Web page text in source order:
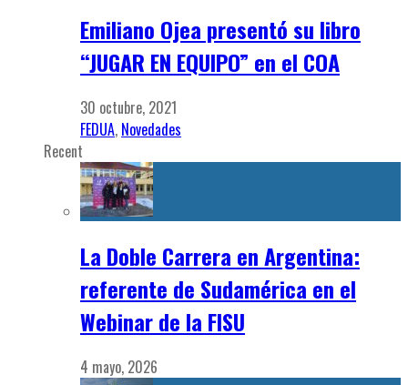
Emiliano Ojea presentó su libro
“JUGAR EN EQUIPO” en el COA
30 octubre, 2021
FEDUA, Novedades
Recent
La Doble Carrera en Argentina:
referente de Sudamérica en el
Webinar de la FISU
4 mayo, 2026